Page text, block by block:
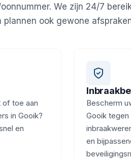
We zijn 24/7
plannen ook gewone
of toe aan
in Gooik?
en
Bescherm
Gooik tegen
en